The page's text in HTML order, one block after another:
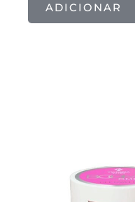
ADICIONAR